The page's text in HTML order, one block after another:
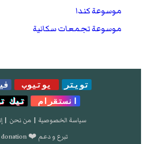
موسوعة كندا
موسوعة تجمعات سكانية
تويتر يوتيوب
انستقرام
تيك
سياسة الخصوصية | من نحن |
تبرع و دعم ❤️ donation